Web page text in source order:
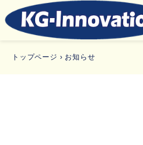
トップページ › お知らせ